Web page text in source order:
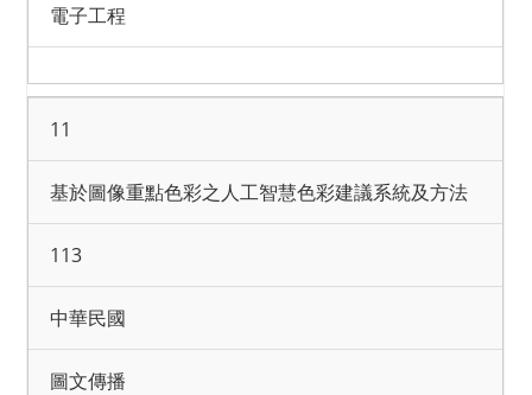
電子工程
11
基於圖像重點色彩之人工智慧色彩建議系統及方法
113
中華民國
圖文傳播